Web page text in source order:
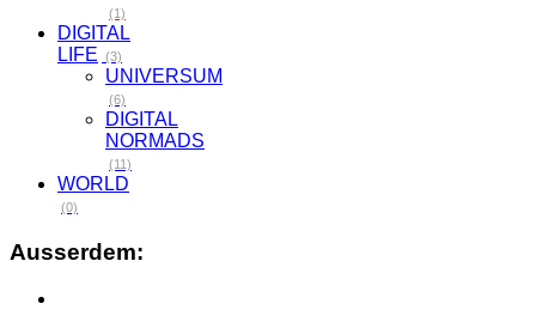
(1)
DIGITAL
LIFE (3)
UNIVERSUM
(6)
DIGITAL
NORMADS
(11)
WORLD
(0)
Ausserdem: